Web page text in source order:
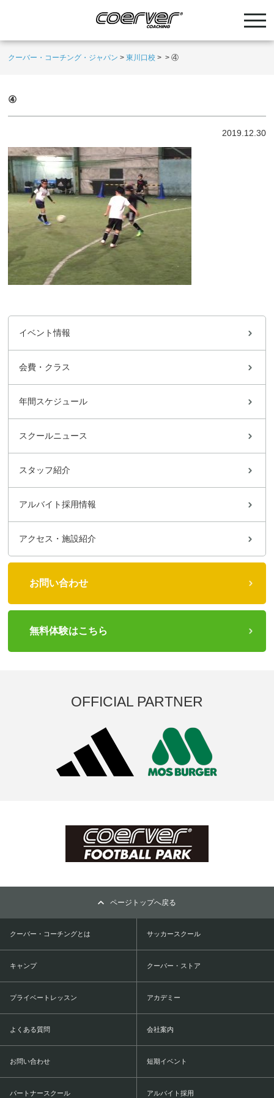
クーバー・コーチング・ジャパン >東川口校 > >④
④
2019.12.30
イベント情報
会費・クラス
年間スケジュール
スクールニュース
スタッフ紹介
アルバイト採用情報
アクセス・施設紹介
お問い合わせ
無料体験はこちら
OFFICIAL PARTNER
ページトップへ戻る
クーバー・コーチングとは サッカースクール
キャンプ クーバー・ストア
プライベートレッスン アカデミー
よくある質問 会社案内
お問い合わせ 短期イベント
パートナースクール アルバイト採用